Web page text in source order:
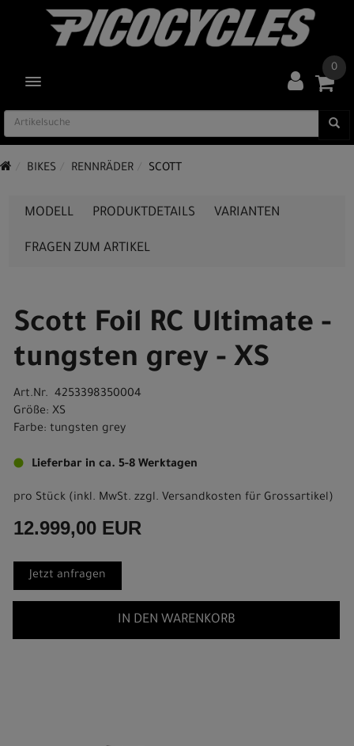
TOGGLE NAVIGATION
0
BIKES RENNRÄDER SCOTT
MODELL PRODUKTDETAILS VARIANTEN
FRAGEN ZUM ARTIKEL
Scott Foil RC Ultimate -
tungsten grey - XS
Art.Nr. 4253398350004
Größe: XS
Farbe: tungsten grey
Lieferbar in ca. 5-8 Werktagen
pro Stück (inkl. MwSt. zzgl. Versandkosten für Grossartikel)
12.999,00 EUR
Jetzt anfragen
IN DEN WARENKORB